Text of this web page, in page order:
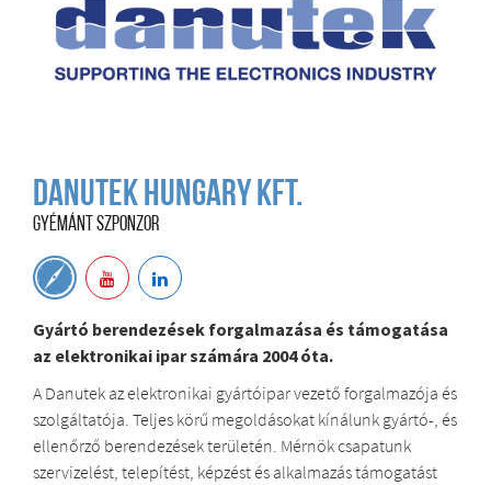
Danutek Hungary Kft.
GYÉMÁNT SZPONZOR
Gyártó berendezések forgalmazása és támogatása
az elektronikai ipar számára 2004 óta.
A Danutek az elektronikai gyártóipar vezető forgalmazója és
szolgáltatója. Teljes körű megoldásokat kínálunk gyártó-, és
ellenőrző berendezések területén. Mérnök csapatunk
szervizelést, telepítést, képzést és alkalmazás támogatást